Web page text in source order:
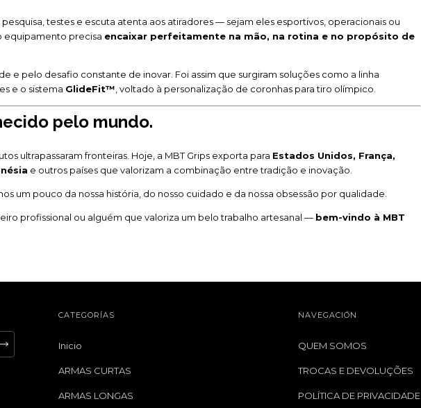
testes e escuta atenta aos atiradores — sejam eles esportivos, operacionais ou
equipamento precisa encaixar perfeitamente na mão, na rotina e no propósito de
e pelo desafio constante de inovar. Foi assim que surgiram soluções como a linha
e o sistema GlideFit™, voltado à personalização de coronhas para tiro olímpico.
pelo mundo.
ultrapassaram fronteiras. Hoje, a MBT Grips exporta para Estados Unidos, França,
e outros países que valorizam a combinação entre tradição e inovação.
um pouco da nossa história, do nosso cuidado e da nossa obsessão por qualidade.
profissional ou alguém que valoriza um belo trabalho artesanal — bem-vindo à MBT
CATEGORÍAS
Inicio
ARMAS CURTAS
ARMAS LONGAS
NAVEGACIÓN
QUEM SOMOS
TROCAS E DEVOLUÇÕES
POLÍTICA DE PRIVACIDADE